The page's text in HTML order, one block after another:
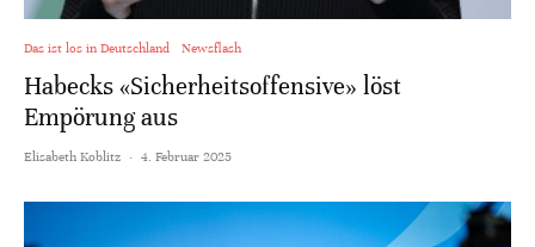
Das ist los in Deutschland Newsflash
Habecks «Sicherheitsoffensive» löst
Empörung aus
Elisabeth Koblitz · 4. Februar 2025